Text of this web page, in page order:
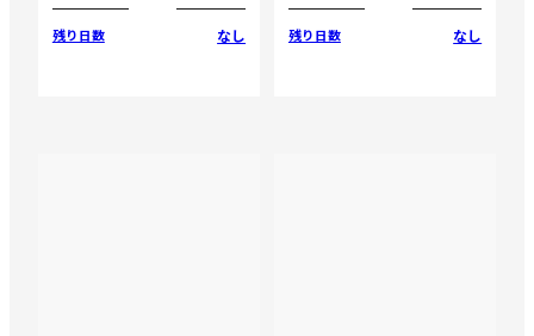
残り日数 なし 残り日数 なし